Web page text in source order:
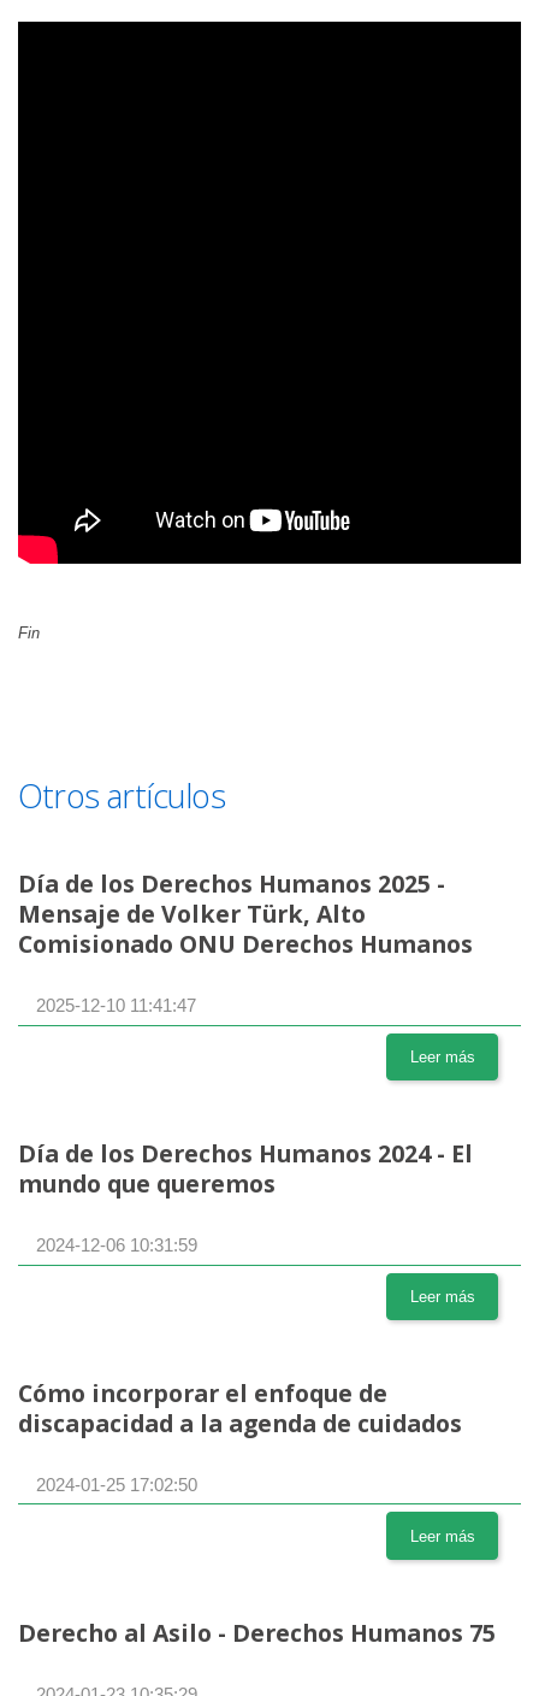
Fin
Otros artículos
Día de los Derechos Humanos 2025 -
Mensaje de Volker Türk, Alto
Comisionado ONU Derechos Humanos
2025-12-10 11:41:47
Leer más
Día de los Derechos Humanos 2024 - El
mundo que queremos
2024-12-06 10:31:59
Leer más
Cómo incorporar el enfoque de
discapacidad a la agenda de cuidados
2024-01-25 17:02:50
Leer más
Derecho al Asilo - Derechos Humanos 75